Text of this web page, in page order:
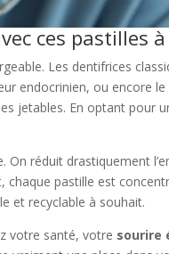
ces pastilles
Les dentifrices
endocrinien, ou encore
jetables. En optant
réduit drastiquement
pastille est
et recyclable à souhait.
votre santé, votre sourire